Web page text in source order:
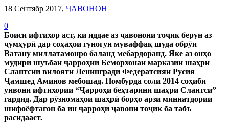
18 Сентябр 2017, ҶАВОНОН
0
Боиси ифтихор аст, ки иддае аз ҷавонони тоҷик берун аз
ҷумҳурӣ дар соҳаҳои гуногун муваффақ шуда обрӯи
Ватану миллатамонро баланд мебардоранд. Яке аз онҳо
мудири шуъбаи ҷарроҳии Беморхонаи марказии шаҳри
Слантсии вилояти Ленингради Федератсияи Русия
Ҷамшед Аминов мебошад. Номбурда соли 2014 соҳиби
унвони ифтихории “Ҷарроҳи беҳтарини шаҳри Слантси”
гардид. Дар рӯзномаҳои шаҳрӣ борҳо арзи миннатдории
шифоёфтагон ба ин ҷарроҳи ҷавони тоҷик ба табъ
расидааст.